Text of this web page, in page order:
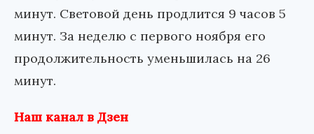
минут. Световой день продлится 9 часов 5
минут. За неделю с первого ноября его
продолжительность уменьшилась на 26
минут.
Наш канал в Дзен